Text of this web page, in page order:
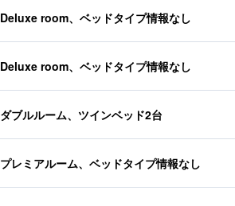
Deluxe room、ベッドタイプ情報なし
Deluxe room、ベッドタイプ情報なし
ダブルルーム、ツインベッド2台
プレミアルーム、ベッドタイプ情報なし